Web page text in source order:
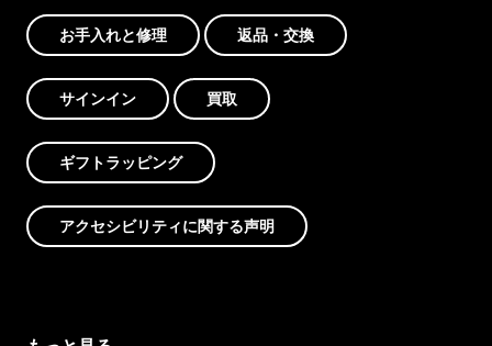
お手入れと修理 返品・交換
サインイン 買取
ギフトラッピング
アクセシビリティに関する声明